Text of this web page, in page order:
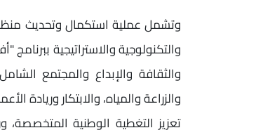
وتشمل عملية استكمال وتحديث
والتكنولوجية والاستراتيجية
والثقافة والإبداع والمجتمع
والزراعة والمياه، والابتكار وريادة
تعزيز التغطية الوطنية